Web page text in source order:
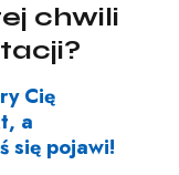
chwili
Cię
a
się pojawi!